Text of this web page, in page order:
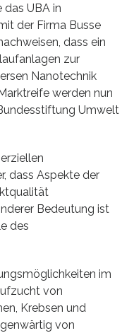
UBA in
der Firma Busse
dass ein
zur
Nanotechnik
werden nun
Umwelt
dass Aspekte der
Bedeutung ist
des
im
von
Krebsen und
von